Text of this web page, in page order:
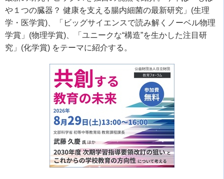
や１つの臓器？ 健康を支える腸内細菌の最新研究」(生理
学・医学賞)、「ビッグサイエンスで読み解くノーベル物理
学賞」(物理学賞)、「ユニークな“構造”を生かした注目研
究」(化学賞) をテーマに紹介する。